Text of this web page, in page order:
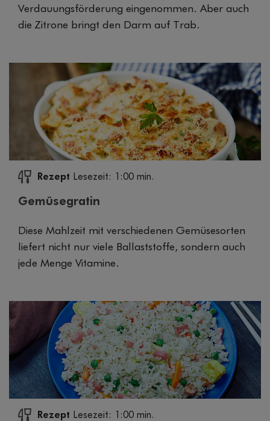
Verdauungsförderung eingenommen. Aber auch
die Zitrone bringt den Darm auf Trab.
Rezept Lesezeit: 1:00 min.
Gemüsegratin
Diese Mahlzeit mit verschiedenen Gemüsesorten
liefert nicht nur viele Ballaststoffe, sondern auch
jede Menge Vitamine.
Rezept Lesezeit: 1:00 min.